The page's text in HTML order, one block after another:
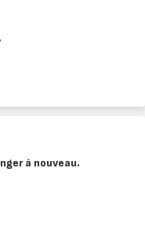
à nouveau.